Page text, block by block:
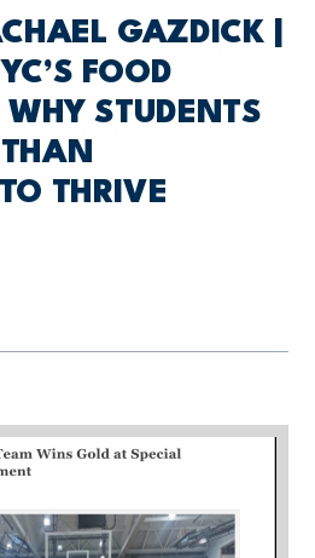
GAZDICK |
FOOD
WHY STUDENTS
THRIVE